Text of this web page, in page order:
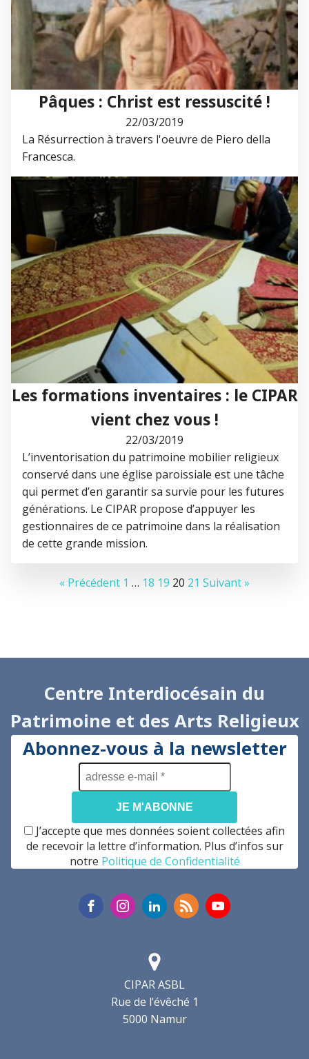
Pâques : Christ est ressuscité !
22/03/2019
La Résurrection à travers l'oeuvre de Piero della
Francesca.
Les formations inventaires : le CIPAR
vient chez vous !
22/03/2019
L’inventorisation du patrimoine mobilier religieux
conservé dans une église paroissiale est une tâche
qui permet d’en garantir sa survie pour les futures
générations. Le CIPAR propose d’appuyer les
gestionnaires de ce patrimoine dans la réalisation
de cette grande mission.
« Précédent 1 … 18 19 20 21 Suivant »
Centre Interdiocésain du
Patrimoine et des Arts Religieux
CIPAR ASBL
Rue de l’évêché 1
5000 Namur
Abonnez-vous à la newsletter
adresse
e-
mail
*
J’accepte que mes données soient collectées afin
de recevoir la lettre d’information. Plus d’infos sur
notre Politique de Confidentialité